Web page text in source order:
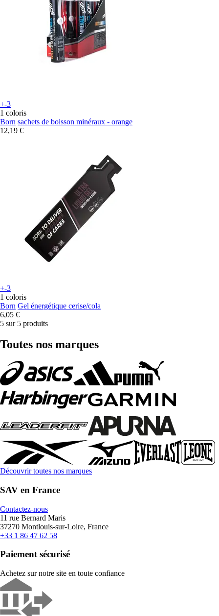
+-3
1 coloris
Born sachets de boisson minéraux - orange
12,19 €
+-3
1 coloris
Born Gel énergétique cerise/cola
6,05 €
5 sur 5 produits
Toutes nos marques
Découvrir toutes nos marques
SAV en France
Contactez-nous
11 rue Bernard Maris
37270 Montlouis-sur-Loire, France
+33 1 86 47 62 58
Paiement sécurisé
Achetez sur notre site en toute confiance